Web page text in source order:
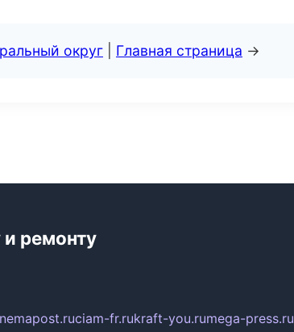
округ Главная страница →
и ремонту
ciam-fr.rukraft-you.rumega-press.ru